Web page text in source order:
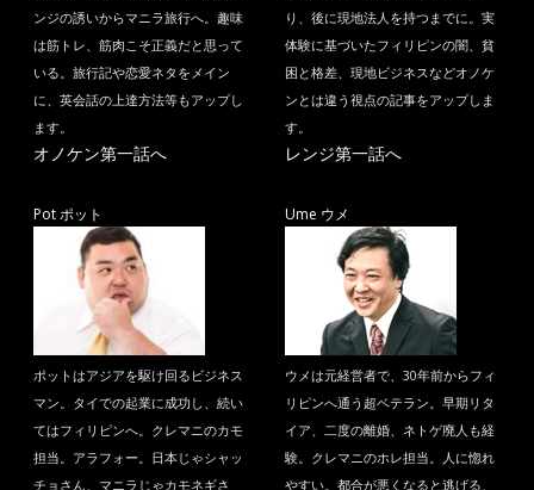
ンジの誘いからマニラ旅行へ。趣味
は筋トレ、筋肉こそ正義だと思って
いる。旅行記や恋愛ネタをメイン
に、英会話の上達方法等もアップし
ます。
オノケン第一話へ
り、後に現地法人を持つまでに。実
体験に基づいたフィリピンの闇、貧
困と格差、現地ビジネスなどオノケ
ンとは違う視点の記事をアップしま
す。
レンジ第一話へ
Pot ポット
ポットはアジアを駆け回るビジネス
マン。タイでの起業に成功し、続い
てはフィリピンへ。クレマニのカモ
担当。アラフォー。日本じゃシャッ
チョさん、マニラじゃカモネギさ
Ume ウメ
ウメは元経営者で、30年前からフィ
リピンへ通う超ベテラン。早期リタ
イア、二度の離婚、ネトゲ廃人も経
験。クレマニのホレ担当。人に惚れ
やすい。都合が悪くなると逃げる、